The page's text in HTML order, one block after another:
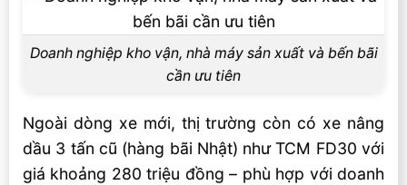
Doanh nghiệp kho vận, nhà máy sản xuất và bến bãi
cần ưu tiên
Ngoài dòng xe mới, thị trường còn có xe nâng
dầu 3 tấn cũ (hàng bãi Nhật) như TCM FD30 với
giá khoảng 280 triệu đồng – phù hợp với doanh